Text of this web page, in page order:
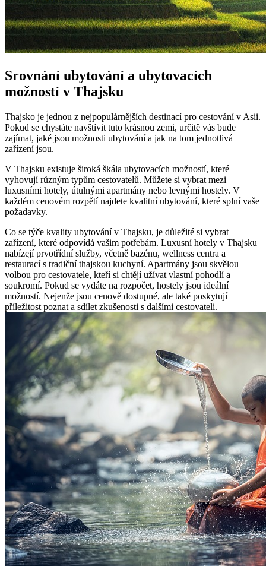
Srovnání ubytování a ubytovacích
možností v Thajsku
Thajsko je jednou z nejpopulárnějších destinací pro cestování v Asii.
Pokud se chystáte navštívit tuto krásnou zemi, určitě vás bude
zajímat, jaké jsou možnosti ubytování a jak na tom jednotlivá
zařízení jsou.
V Thajsku existuje široká škála ubytovacích možností, které
vyhovují různým typům cestovatelů. Můžete si vybrat mezi
luxusními hotely, útulnými apartmány nebo levnými hostely. V
každém cenovém rozpětí najdete kvalitní ubytování, které splní vaše
požadavky.
Co se týče kvality ubytování v Thajsku, je důležité si vybrat
zařízení, které odpovídá vašim potřebám. Luxusní hotely v Thajsku
nabízejí prvotřídní služby, včetně bazénu, wellness centra a
restaurací s tradiční thajskou kuchyní. Apartmány jsou skvělou
volbou pro cestovatele, kteří si chtějí užívat vlastní pohodlí a
soukromí. Pokud se vydáte na rozpočet, hostely jsou ideální
možností. Nejenže jsou cenově dostupné, ale také poskytují
příležitost poznat a sdílet zkušenosti s dalšími cestovateli.